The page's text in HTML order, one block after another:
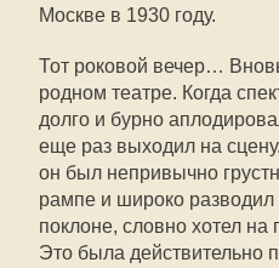
Москве в 1930 году.
Тот роковой вечер…
родном театре. Когда
долго и бурно
еще раз выходил на
он был непривычно
рампе и широко разводил
поклоне, словно хотел на
Это была действительно